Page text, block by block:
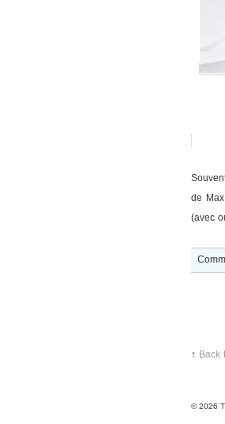
de
(avec
↑ Back
© 2026